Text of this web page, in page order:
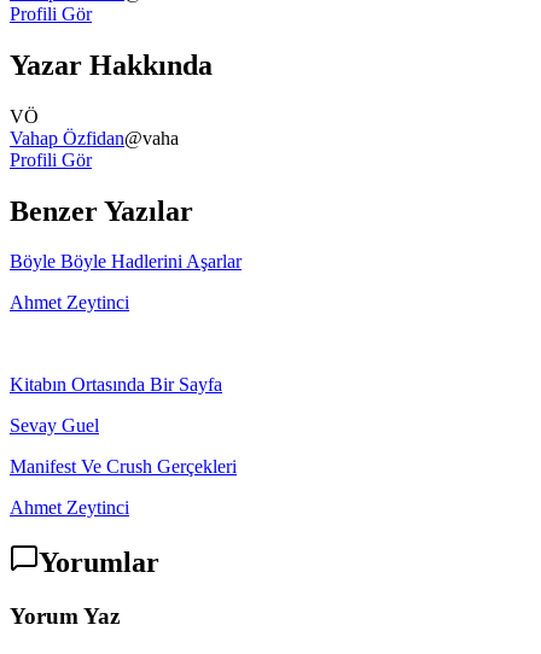
Profili Gör
Yazar Hakkında
VÖ
Vahap Özfidan@vaha
Profili Gör
Benzer Yazılar
Böyle Böyle Hadlerini Aşarlar
Ahmet Zeytinci
Kitabın Ortasında Bir Sayfa
Sevay Guel
Manifest Ve Crush Gerçekleri
Ahmet Zeytinci
Yorumlar
Yorum Yaz